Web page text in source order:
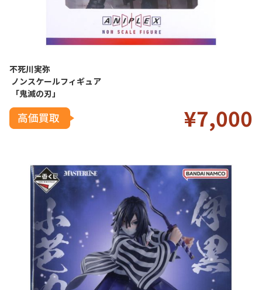
不死川実弥
ノンスケールフィギュア
「鬼滅の刃」
¥7,000